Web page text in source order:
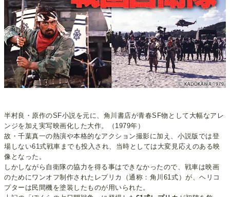
半村良・原作のSF小説を元に、角川書店が青春SF物として大幅なアレ
ンジを加え実写映画化した大作。（1979年）
故・千葉真一の熱演や本格的なアクション撮影に加え、小説版では登
場しない61式戦車までも投入され、当時としては大変見応えのある映
像となった。
しかしながら自衛隊の協力を得る事はできなかったので、戦車は映画
のためにワンオフ制作されたレプリカ（通称：角川61式）が、ヘリコ
プターは民間機を塗装したものが用いられた。